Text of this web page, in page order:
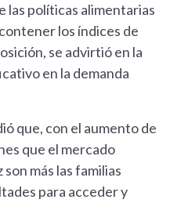
las políticas alimentarias
los índices de
se advirtió en la
en la demanda
que, con el aumento de
que el mercado
más las familias
para acceder y